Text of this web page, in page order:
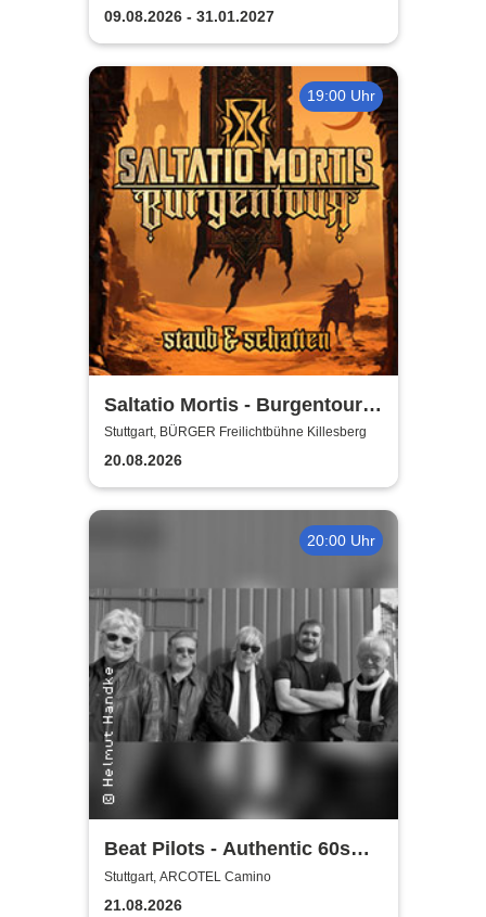
09.08.2026 - 31.01.2027
19:00 Uhr
Saltatio Mortis - Burgentour -
Staub & Schatten
Stuttgart, BÜRGER Freilichtbühne Killesberg
20.08.2026
20:00 Uhr
Beat Pilots - Authentic 60s
sound
Stuttgart, ARCOTEL Camino
21.08.2026